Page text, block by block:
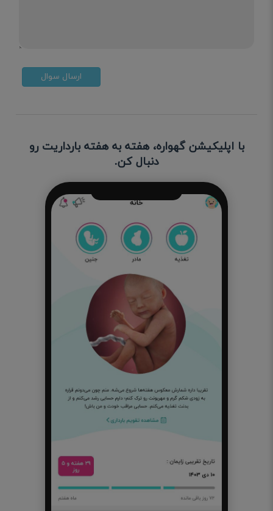
ارسال سوال
با اپلیکیشن گهواره، هفته به هفته بارداریت رو
دنبال کن.